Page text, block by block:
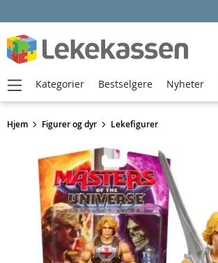
Hjem Figurer og dyr Lekefigurer
Kategorier Bestselgere Nyheter